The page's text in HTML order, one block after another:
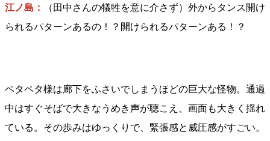
江ノ島：
（田中さんの犠牲を意に介さず）外からタンス開け
られるパターンあるの！？開けられるパターンある！？
ペタペタ様は廊下をふさいでしまうほどの巨大な怪物。通過
中はすぐそばで大きなうめき声が聴こえ、画面も大きく揺れ
ている。その歩みはゆっくりで、緊張感と威圧感がすごい。